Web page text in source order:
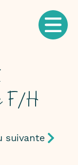
F/H
suivante